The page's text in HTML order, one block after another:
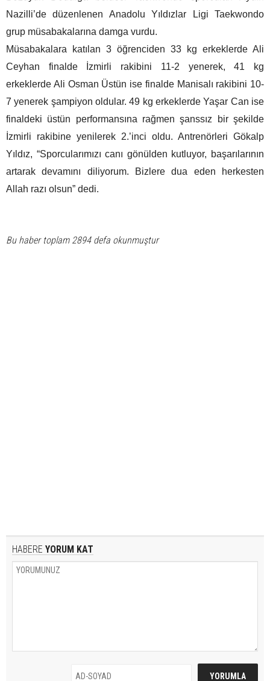
Nazilli’de düzenlenen Anadolu Yıldızlar Ligi Taekwondo
grup müsabakalarına damga vurdu.
Müsabakalara katılan 3 öğrenciden 33 kg erkeklerde Ali
Ceyhan finalde İzmirli rakibini 11-2 yenerek, 41 kg
erkeklerde Ali Osman Üstün ise finalde Manisalı rakibini 10-
7 yenerek şampiyon oldular. 49 kg erkeklerde Yaşar Can ise
finaldeki üstün performansına rağmen şanssız bir şekilde
İzmirli rakibine yenilerek 2.’inci oldu. Antrenörleri Gökalp
Yıldız, “Sporcularımızı canı gönülden kutluyor, başarılarının
artarak devamını diliyorum. Bizlere dua eden herkesten
Allah razı olsun” dedi.
Bu haber toplam 2894 defa okunmuştur
HABERE YORUM KAT